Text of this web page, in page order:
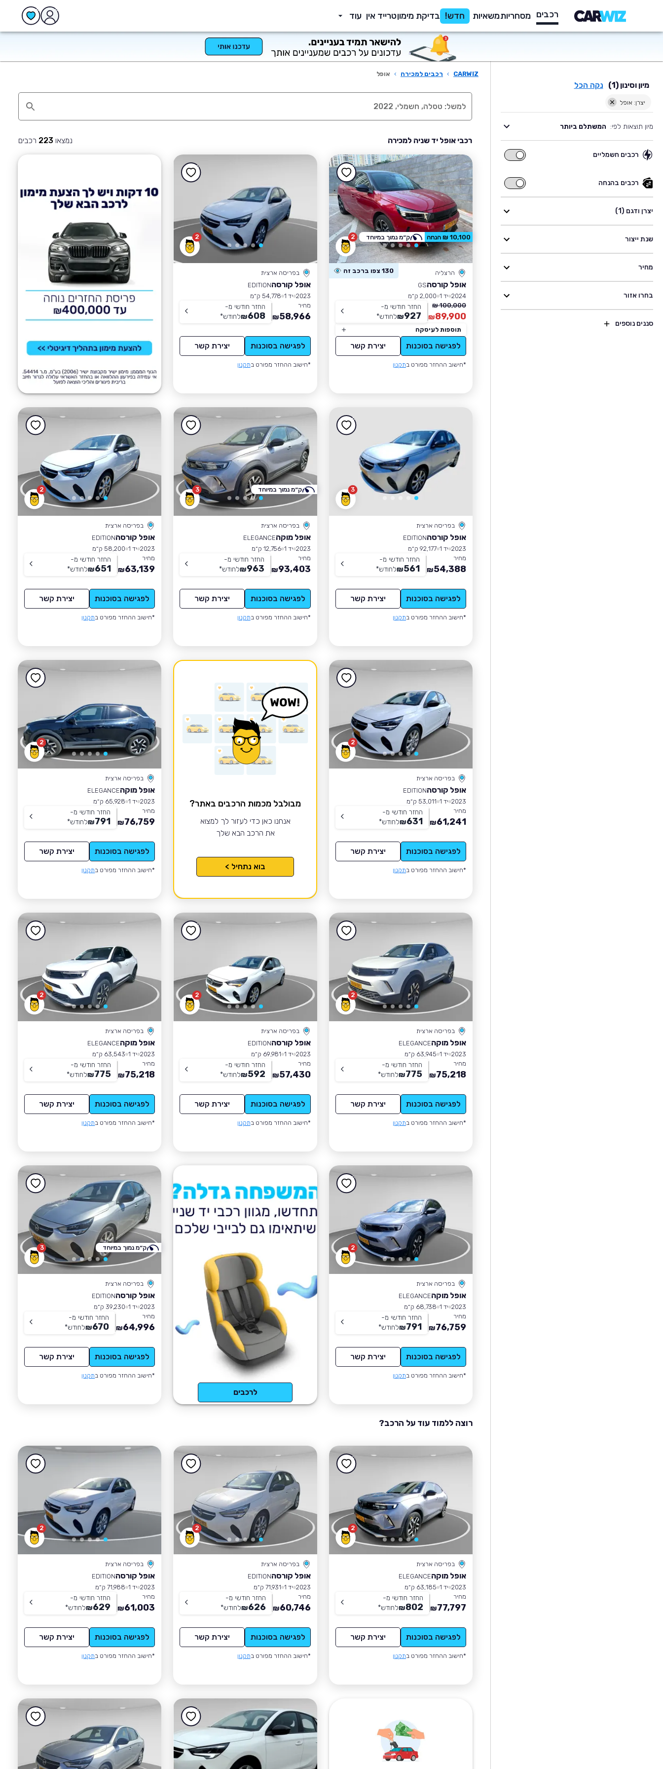
רכבים מסחריותמשאיות חדש! בדיקת מימוןטרייד אין עוד
מיון וסינון (1) נקה הכל
יצרן: אופל
מיון תוצאות לפי: המשתלם ביותר
רכבים חשמליים
רכבים
רכבים בהנחה
רכבים
בהנחה
יצרן ודגם (1)
שנת ייצור
מחיר
בחרו אזור
סננים נוספים
CARWIZ
› רכבים למכירה › אופל
רכבי אופל יד שניה למכירה נמצאו 223 רכבים
2
הרצליה 130 צפו ברכב זה
אופל קורסהGS
2024 יד 1
2,000 ק״מ
100,000 ₪
89,900
₪
החזר חודשי מ-
927
₪לחודש*
תוספות לעיסקה
לפגישה בסוכנות יצירת קשר
*חישוב ההחזר מפורט בתקנון
10,100 ₪ הנחה ק״מ נמוך במיוחד 2
בפריסה ארצית
אופל קורסהEDITION
2023 יד 1
54,778 ק״מ
מחיר
58,966
₪
החזר חודשי מ-
608
₪לחודש*
לפגישה בסוכנות יצירת קשר
*חישוב ההחזר מפורט בתקנון
3
בפריסה ארצית
אופל קורסהEDITION
2023 יד 1
92,177 ק״מ
מחיר
54,388
₪
החזר חודשי מ-
561
₪לחודש*
לפגישה בסוכנות יצירת קשר
*חישוב ההחזר מפורט בתקנון
3
בפריסה ארצית
אופל מוקהELEGANCE
2023 יד 1
12,756 ק״מ
מחיר
93,403
₪
החזר חודשי מ-
963
₪לחודש*
לפגישה בסוכנות יצירת קשר
*חישוב ההחזר מפורט בתקנון
ק״מ נמוך במיוחד 2
בפריסה ארצית
אופל קורסהEDITION
2023 יד 1
58,200 ק״מ
מחיר
63,139
₪
החזר חודשי מ-
651
₪לחודש*
לפגישה בסוכנות יצירת קשר
*חישוב ההחזר מפורט בתקנון
2
בפריסה ארצית
אופל קורסהEDITION
2023 יד 1
53,011 ק״מ
מחיר
61,241
₪
החזר חודשי מ-
631
₪לחודש*
לפגישה בסוכנות יצירת קשר
*חישוב ההחזר מפורט בתקנון
מבולבל מכמות הרכבים באתר?
אנחנו כאן כדי לעזור לך למצוא
את הרכב הבא שלך
בוא נתחיל >
2
בפריסה ארצית
אופל מוקהELEGANCE
2023 יד 1
65,928 ק״מ
מחיר
76,759
₪
החזר חודשי מ-
791
₪לחודש*
לפגישה בסוכנות יצירת קשר
*חישוב ההחזר מפורט בתקנון
2
בפריסה ארצית
אופל מוקהELEGANCE
2023 יד 1
63,945 ק״מ
מחיר
75,218
₪
החזר חודשי מ-
775
₪לחודש*
לפגישה בסוכנות יצירת קשר
*חישוב ההחזר מפורט בתקנון
2
בפריסה ארצית
אופל קורסהEDITION
2023 יד 1
69,981 ק״מ
מחיר
57,430
₪
החזר חודשי מ-
592
₪לחודש*
לפגישה בסוכנות יצירת קשר
*חישוב ההחזר מפורט בתקנון
2
בפריסה ארצית
אופל מוקהELEGANCE
2023 יד 1
63,543 ק״מ
מחיר
75,218
₪
החזר חודשי מ-
775
₪לחודש*
לפגישה בסוכנות יצירת קשר
*חישוב ההחזר מפורט בתקנון
2
בפריסה ארצית
אופל מוקהELEGANCE
2023 יד 1
68,738 ק״מ
מחיר
76,759
₪
החזר חודשי מ-
791
₪לחודש*
לפגישה בסוכנות יצירת קשר
*חישוב ההחזר מפורט בתקנון
לרכבים
3
בפריסה ארצית
אופל קורסהEDITION
2023 יד 1
39,230 ק״מ
מחיר
64,996
₪
החזר חודשי מ-
670
₪לחודש*
לפגישה בסוכנות יצירת קשר
*חישוב ההחזר מפורט בתקנון
ק״מ נמוך במיוחד
רוצה ללמוד עוד על הרכב?
2
בפריסה ארצית
אופל מוקהELEGANCE
2023 יד 1
63,185 ק״מ
מחיר
77,797
₪
החזר חודשי מ-
802
₪לחודש*
לפגישה בסוכנות יצירת קשר
*חישוב ההחזר מפורט בתקנון
2
בפריסה ארצית
אופל קורסהEDITION
2023 יד 1
71,931 ק״מ
מחיר
60,746
₪
החזר חודשי מ-
626
₪לחודש*
לפגישה בסוכנות יצירת קשר
*חישוב ההחזר מפורט בתקנון
2
בפריסה ארצית
אופל קורסהEDITION
2023 יד 1
71,988 ק״מ
מחיר
61,003
₪
החזר חודשי מ-
629
₪לחודש*
לפגישה בסוכנות יצירת קשר
*חישוב ההחזר מפורט בתקנון